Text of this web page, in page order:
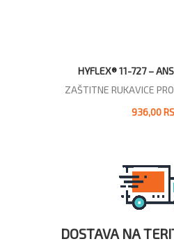
HYFLEX® 11-727 –
ZAŠTITNE RUKAVICE
936,00
DOSTAVA NA